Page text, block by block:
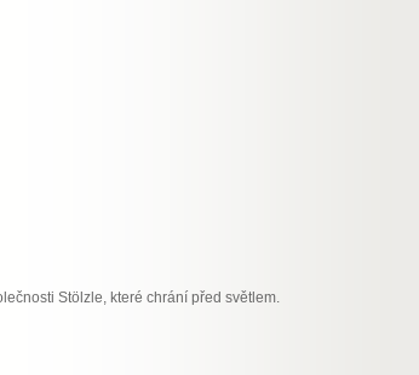
Stölzle, které chrání před světlem.